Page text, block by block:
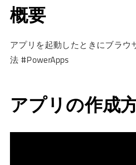
概要
アプリを起動したときにブラウ
法 #PowerApps
アプリの作成